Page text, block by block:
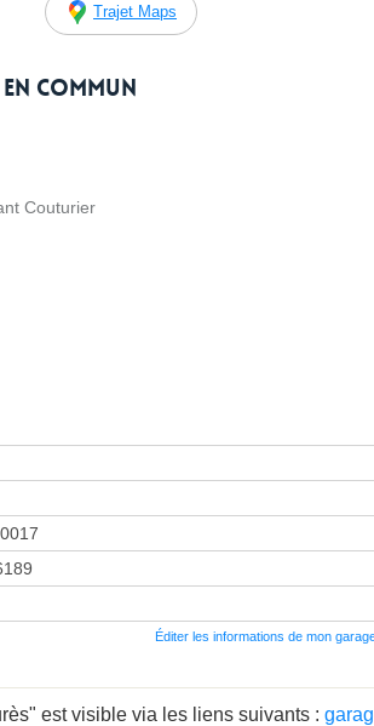
Trajet Maps
commun
Couturier
Éditer les informations de mon
est visible via les liens suivants :